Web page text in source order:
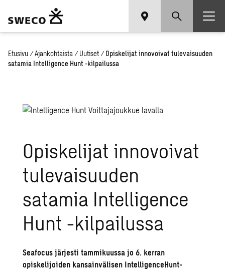
Etusivu / Ajankohtaista / Uutiset / Opiskelijat innovoivat tulevaisuuden
satamia Intelligence Hunt -kilpailussa
Opiskelijat innovoivat
tulevaisuuden
satamia Intelligence
Hunt -kilpailussa
Seafocus järjesti tammikuussa jo 6. kerran
opiskelijoiden kansainvälisen IntelligenceHunt-